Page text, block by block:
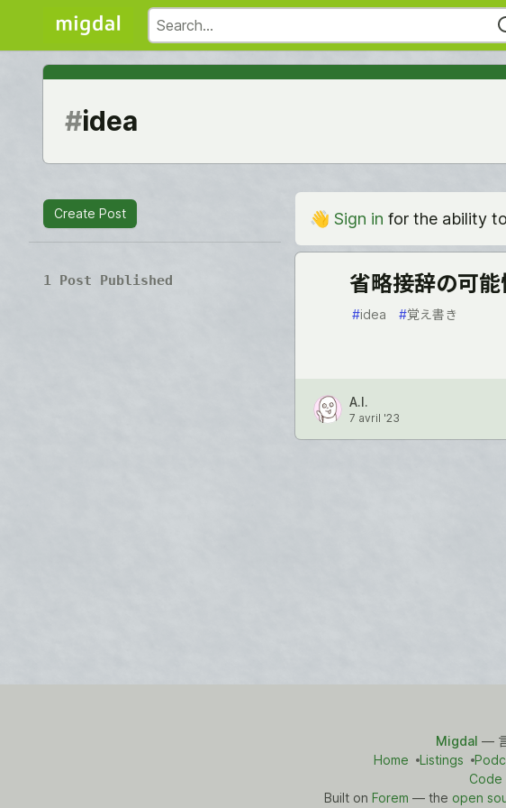
#idea
Create Post
1 Post Published
👋 Sign in for the ability
省略接辞の可能
#idea #覚え書き
A.I.
7 avril '23
Migdal —
Home
Listings
Code
Built on Forem — the open